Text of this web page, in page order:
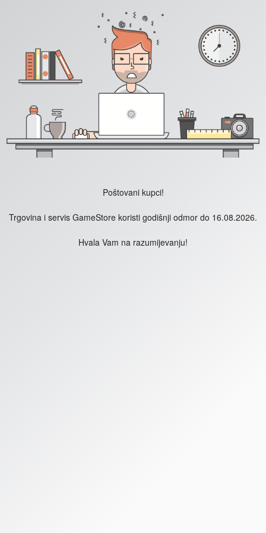
Poštovani kupci!
Trgovina i servis GameStore koristi godišnji odmor do 16.08.2026.
Hvala Vam na razumijevanju!